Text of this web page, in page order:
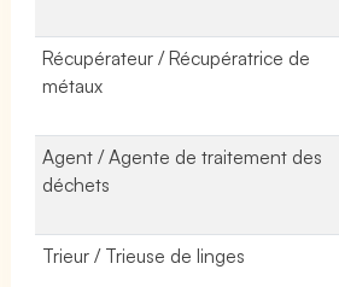
Récupérateur / Récupératrice de
métaux
Agent / Agente de traitement des
déchets
Trieur / Trieuse de linges